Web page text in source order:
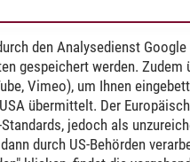
den Analysedienst
gespeichert werden.
Vimeo), um Ihnen
übermittelt. Der
jedoch als
durch US-Behörden